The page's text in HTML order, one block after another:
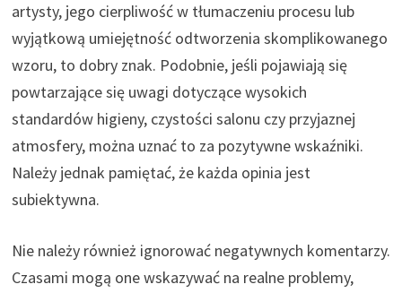
artysty, jego cierpliwość w tłumaczeniu procesu lub
wyjątkową umiejętność odtworzenia skomplikowanego
wzoru, to dobry znak. Podobnie, jeśli pojawiają się
powtarzające się uwagi dotyczące wysokich
standardów higieny, czystości salonu czy przyjaznej
atmosfery, można uznać to za pozytywne wskaźniki.
Należy jednak pamiętać, że każda opinia jest
subiektywna.
Nie należy również ignorować negatywnych komentarzy.
Czasami mogą one wskazywać na realne problemy,